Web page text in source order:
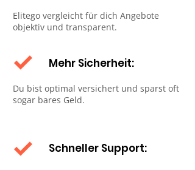
Elitego vergleicht für dich Angebote
objektiv und transparent.
Mehr Sicherheit:
Du bist optimal versichert und sparst oft
sogar bares Geld.
Schneller Support: